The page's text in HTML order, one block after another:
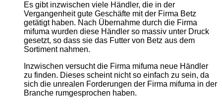
​Es gibt inzwischen viele Händler, die in der
Vergangenheit gute Geschäfte mit der Firma Betz
getätigt haben. Nach Übernahme durch die Firma
mifuma wurden diese Händler so massiv unter Druck
gesetzt, so dass sie das Futter von Betz aus dem
Sortiment nahmen.
​Inzwischen versucht die Firma mifuma neue Händler
zu finden. Dieses scheint nicht so einfach zu sein, da
sich die unrealen Forderungen der Firma mifuma in der
Branche rumgesprochen haben.